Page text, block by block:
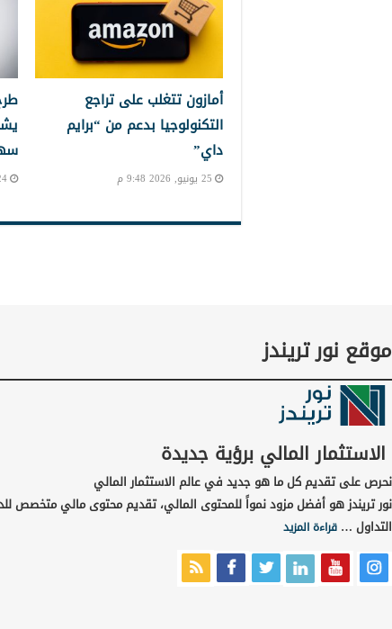
أمازون تتغلب على تراجع
التكنولوجيا بدعم من “برايم
داي”
25 يونيو, 2026 9:48 م 24
موقع نور تريندز
الاستثمار المالي برؤية جديدة
نحرص على تقديم كل ما هو جديد في عالم الاستثمار المالي
نور تريندز هو أفضل مزود نمواً للمحتوى المالي، تقديم محتوى مالي متخصص
التداول … قراءة المزيد